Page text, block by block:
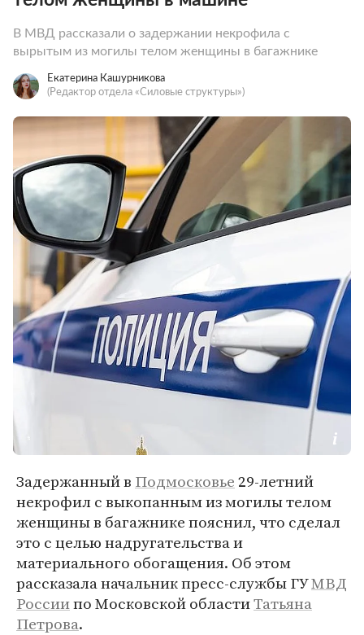
В МВД рассказали о задержании некрофила с
вырытым из могилы телом женщины в багажнике
Екатерина Кашурникова
(Редактор отдела «Силовые структуры»)
Задержанный в Подмосковье29-летний
некрофил с выкопанным из могилы телом
женщины в багажнике пояснил, что сделал
это с целью надругательства и
материального обогащения. Об этом
рассказала начальник пресс-службы ГУМВД
Россиипо Московской областиТатьяна
Петрова.